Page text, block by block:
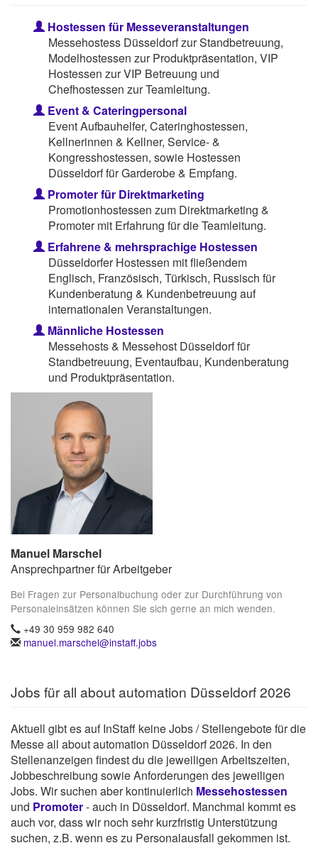
Hostessen für Messeveranstaltungen
Messehostess Düsseldorf zur Standbetreuung,
Modelhostessen zur Produktpräsentation, VIP
Hostessen zur VIP Betreuung und
Chefhostessen zur Teamleitung.
Event & Cateringpersonal
Event Aufbauhelfer, Cateringhostessen,
Kellnerinnen & Kellner, Service- &
Kongresshostessen, sowie Hostessen
Düsseldorf für Garderobe & Empfang.
Promoter für Direktmarketing
Promotionhostessen zum Direktmarketing &
Promoter mit Erfahrung für die Teamleitung.
Erfahrene & mehrsprachige Hostessen
Düsseldorfer Hostessen mit fließendem
Englisch, Französisch, Türkisch, Russisch für
Kundenberatung & Kundenbetreuung auf
internationalen Veranstaltungen.
Männliche Hostessen
Messehosts & Messehost Düsseldorf für
Standbetreuung, Eventaufbau, Kundenberatung
und Produktpräsentation.
Manuel Marschel
Ansprechpartner für Arbeitgeber
Bei Fragen zur Personalbuchung oder zur Durchführung von
Personaleinsätzen können Sie sich gerne an mich wenden.
+49 30 959 982 640
manuel.marschel@instaff.jobs
Jobs für all about automation Düsseldorf 2026
Aktuell gibt es auf InStaff keine Jobs / Stellengebote für die
Messe all about automation Düsseldorf 2026. In den
Stellenanzeigen findest du die jeweiligen Arbeitszeiten,
Jobbeschreibung sowie Anforderungen des jeweiligen
Jobs. Wir suchen aber kontinuierlich Messehostessen
und Promoter- auch in Düsseldorf. Manchmal kommt es
auch vor, dass wir noch sehr kurzfristig Unterstützung
suchen, z.B. wenn es zu Personalausfall gekommen ist.